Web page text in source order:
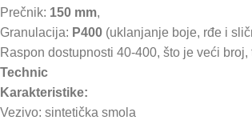
Prečnik: 150 mm,
Granulacija: P400 (uklanjanje boje, rđe i
Raspon dostupnosti 40-400, što je veći
Technic
Karakteristike:
Vezivo: sintetička smola